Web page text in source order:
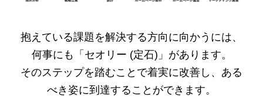
抱えている課題を解決する方向に向かうには、
何事にも「セオリー (定石)」があります。
そのステップを踏むことで着実に改善し、ある
べき姿に到達することができます。